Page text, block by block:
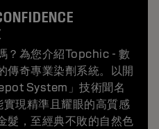
？為您介紹Topchic - 數
傳奇專業染劑系統。以開
System」技術聞名
現精準且耀眼的高質感
髮，至經典不敗的自然色